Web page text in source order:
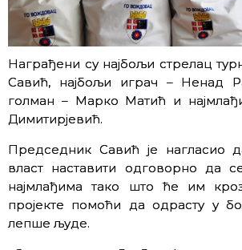
Награђени су најбољи стрелац
Савић, најбољи играч – Ненад
голман – Марко Матић и
Димитирјевић.
Председник Савић је нагласио
власт наставити одговорно да
најмлађима тако што ће им
пројекте помоћи да одрасту у
лепше људе.